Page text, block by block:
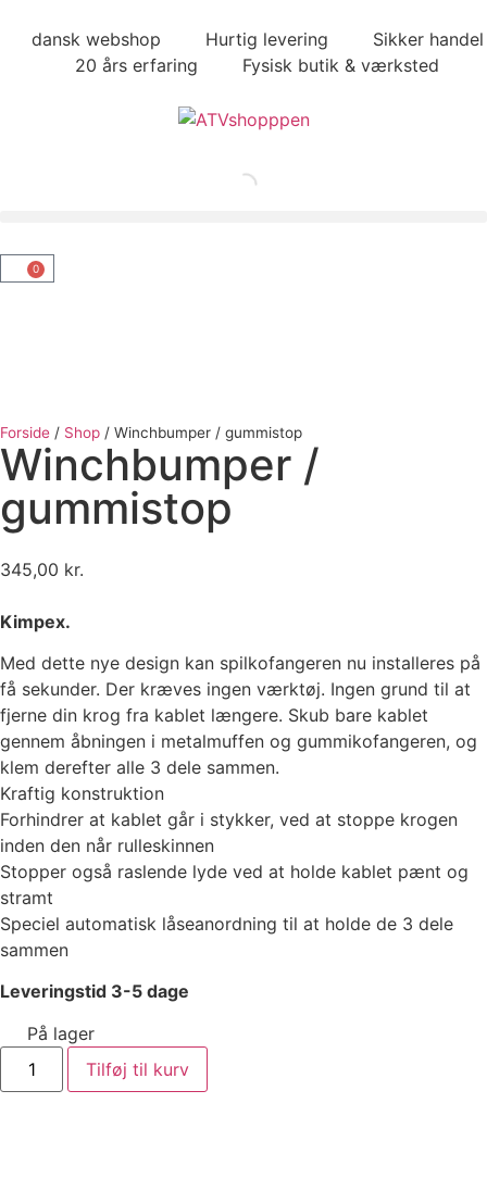
dansk webshop Hurtig levering
Sikker handel
20 års erfaring
Fysisk butik & værksted
0
Forside / Shop / Winchbumper / gummistop
Winchbumper /
gummistop
345,00 kr.
Kimpex.
Med dette nye design kan spilkofangeren nu installeres på
få sekunder. Der kræves ingen værktøj. Ingen grund til at
fjerne din krog fra kablet længere. Skub bare kablet
gennem åbningen i metalmuffen og gummikofangeren, og
klem derefter alle 3 dele sammen.
Kraftig konstruktion
Forhindrer at kablet går i stykker, ved at stoppe krogen
inden den når rulleskinnen
Stopper også raslende lyde ved at holde kablet pænt og
stramt
Speciel automatisk låseanordning til at holde de 3 dele
sammen
Leveringstid 3-5 dage
På lager
Tilføj til kurv